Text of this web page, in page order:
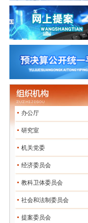
办公厅
研究室
机关党委
经济委员会
教科卫体委员会
社会和法制委员会
提案委员会